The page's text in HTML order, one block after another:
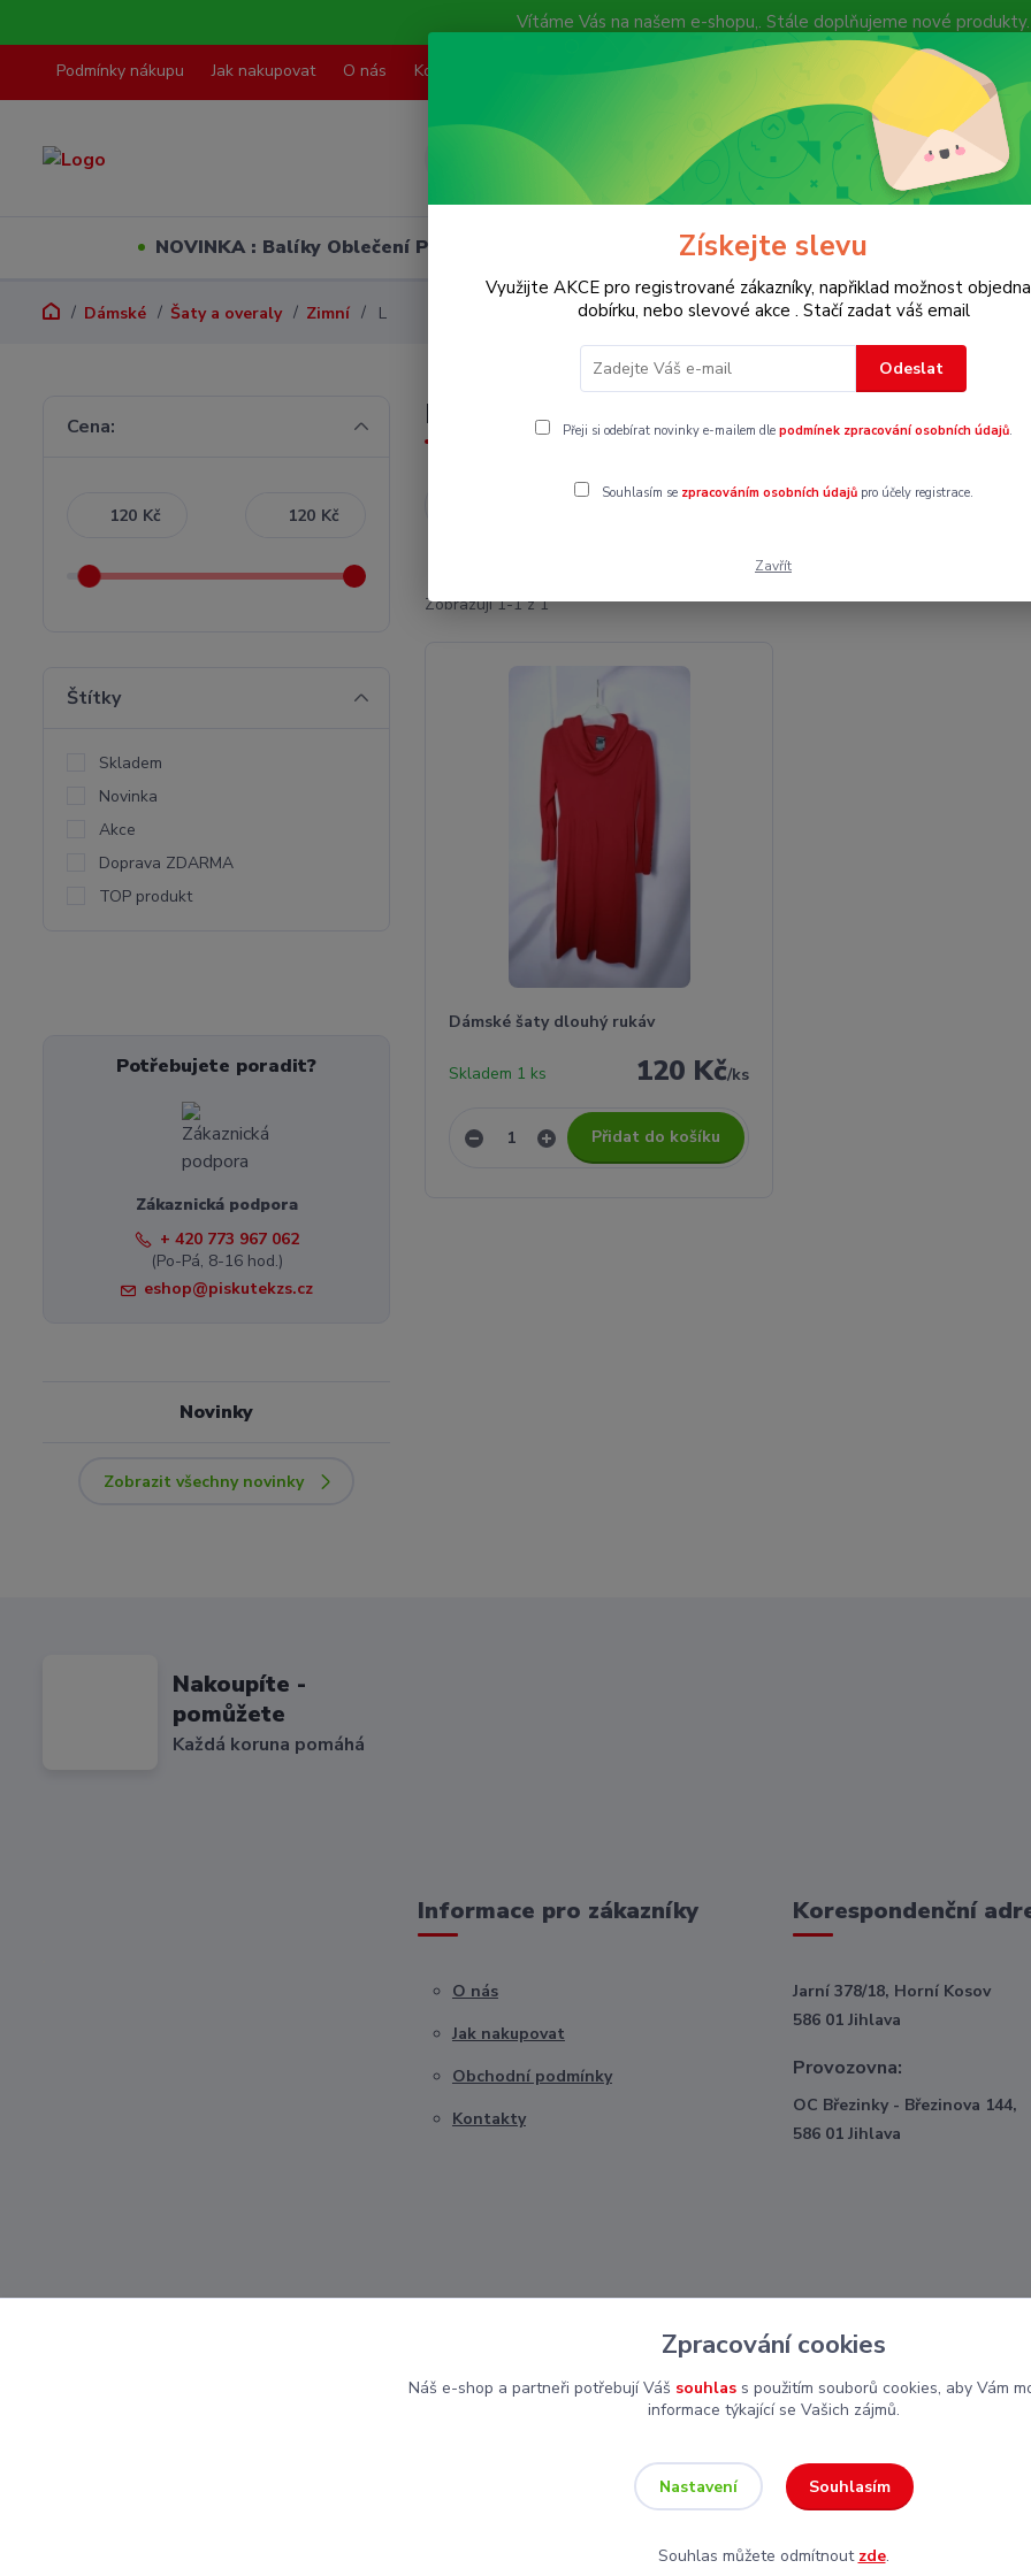
Vítáme Vás na našem e-shopu,. Stále doplňujeme nové produkty.
Podmínky nákupu Jak nakupovat O nás Kontakty
Hledat
Nevíte si rady? Zavolejte. + 420
NOVINKA : Balíky Oblečení PO VELIKOSTECH Dětské Dámské
Dámské Šaty a overaly Zimní L
L
Nejdražší
Zobrazuji 1-1 z 1
Dámské šaty dlouhý rukáv
120 Kč/ks
Skladem 1 ks
Přidat do košíku
Cena:
Kč Kč
Štítky
Skladem
Novinka
Akce
Doprava ZDARMA
TOP produkt
Potřebujete poradit?
Zákaznická podpora
+ 420 773 967 062
(Po-Pá, 8-16 hod.)
eshop@piskutekzs.cz
Novinky
Zobrazit všechny novinky
Nakoupíte -
pomůžete
Každá koruna pomáhá
Informace pro zákazníky
O nás
Jak nakupovat
Obchodní podmínky
Kontakty
Korespondenční
Jarní 378/18, Horní Kosov
586 01 Jihlava
Provozovna:
OC Březinky - Březinova 144,
586 01 Jihlava
Získejte slevu
Využijte AKCE pro registrované zákazníky, napřiklad možnost
dobírku, nebo slevové akce . Stačí zadat váš email
Odeslat
Přeji si odebírat novinky e-mailem dle podmínek zpracování osobních údajů.
Souhlasím se zpracováním osobních údajůpro účely registrace.
Zavřít
Zpracování cookies
Náš e-shop a partneři potřebují Váš souhlass použitím souborů cookies, aby Vám
informace týkající se Vašich zájmů.
Nastavení Souhlasím
Souhlas můžete odmítnout zde.